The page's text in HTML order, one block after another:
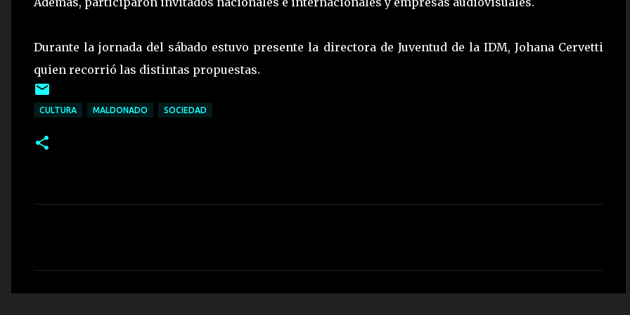
Durante la jornada del sábado estuvo presente la directora de Juventud de la IDM, Johana Cervetti
quien recorrió las distintas propuestas.
CULTURA MALDONADO SOCIEDAD